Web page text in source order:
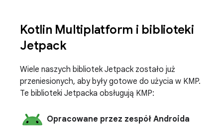
Kotlin Multiplatform i biblioteki
Jetpack
Wiele naszych bibliotek Jetpack zostało już
przeniesionych, aby były gotowe do użycia w KMP.
Te biblioteki Jetpacka obsługują KMP:
Opracowane przez zespół Androida